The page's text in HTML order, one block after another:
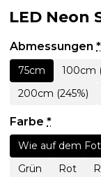
LED Neon
Abmessungen *
75cm 100cm
200cm (245%)
Farbe *
Wie auf dem
Grün
Rot